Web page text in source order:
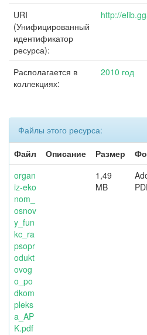
URI
(Унифицированный
идентификатор
ресурса):
http://
Располагается в
коллекциях:
2010 год
Файлы этого ресурса:
Файл
Описание Размер
organ
iz-eko
nom_
osnov
y_fun
kc_ra
psopr
odukt
ovog
o_po
dkom
pleks
a_AP
K.pdf
1,49
MB